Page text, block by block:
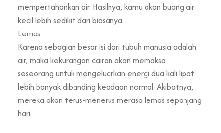
mempertahankan air. Hasilnya, kamu akan buang air
kecil lebih sedikit dari biasanya.
Lemas
Karena sebagian besar isi dari tubuh manusia adalah
air, maka kekurangan cairan akan memaksa
seseorang untuk mengeluarkan energi dua kali lipat
lebih banyak dibanding keadaan normal. Akibatnya,
mereka akan terus-menerus merasa lemas sepanjang
hari.